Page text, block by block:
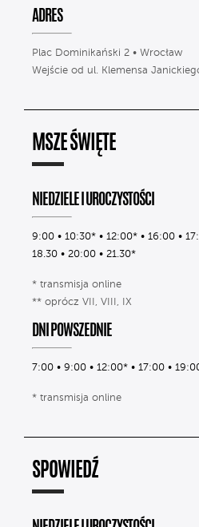
ADRES
Plac Dominikański 2 • Wrocław
Wejście od ul. Klemensa
MSZE ŚWIĘTE
NIEDZIELE I UROCZYSTOŚCI
9:00 • 10:30* • 12:00* • 16:00 •
18.30 • 20:00 • 21.30*
* transmisja online
** oprócz VII, VIII, IX
DNI POWSZEDNIE
7:00 • 9:00 • 12:00* • 17:00 •
* transmisja online
SPOWIEDŹ